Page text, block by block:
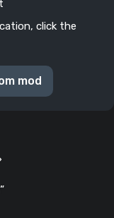
click the
mod